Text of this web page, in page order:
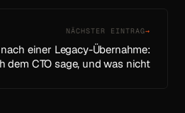
NÄCHSTER EINTRAG→
einer Legacy-Übernahme:
dem CTO sage, und was nicht